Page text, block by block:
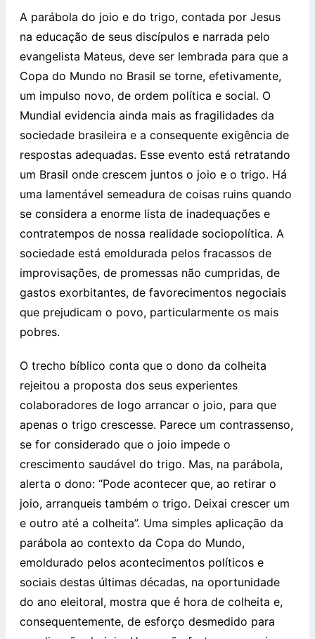
A parábola do joio e do trigo, contada por Jesus
na educação de seus discípulos e narrada pelo
evangelista Mateus, deve ser lembrada para que a
Copa do Mundo no Brasil se torne, efetivamente,
um impulso novo, de ordem política e social. O
Mundial evidencia ainda mais as fragilidades da
sociedade brasileira e a consequente exigência de
respostas adequadas. Esse evento está retratando
um Brasil onde crescem juntos o joio e o trigo. Há
uma lamentável semeadura de coisas ruins quando
se considera a enorme lista de inadequações e
contratempos de nossa realidade sociopolítica. A
sociedade está emoldurada pelos fracassos de
improvisações, de promessas não cumpridas, de
gastos exorbitantes, de favorecimentos negociais
que prejudicam o povo, particularmente os mais
pobres.
O trecho bíblico conta que o dono da colheita
rejeitou a proposta dos seus experientes
colaboradores de logo arrancar o joio, para que
apenas o trigo crescesse. Parece um contrassenso,
se for considerado que o joio impede o
crescimento saudável do trigo. Mas, na parábola,
alerta o dono: “Pode acontecer que, ao retirar o
joio, arranqueis também o trigo. Deixai crescer um
e outro até a colheita”. Uma simples aplicação da
parábola ao contexto da Copa do Mundo,
emoldurado pelos acontecimentos políticos e
sociais destas últimas décadas, na oportunidade
do ano eleitoral, mostra que é hora de colheita e,
consequentemente, de esforço desmedido para